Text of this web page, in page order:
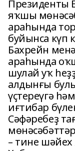
Президенты
яҡшы
араһында
буйынса күп
Бахрейн
араһында
шулай уҡ
алдынғы
үҫтереүгә
иғтибар
Сәфәребеҙ
– тине